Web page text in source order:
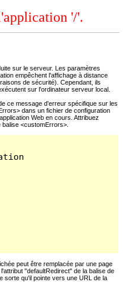
'/'.
sur le serveur. Les paramètres
empêchent l'affichage à distance
de sécurité). Cependant, ils
sur l'ordinateur serveur local.
ce message d'erreur spécifique sur les
dans un fichier de configuration
Web en cours. Attribuez
<customErrors>.
peut être remplacée par une page
"defaultRedirect" de la balise de
sorte qu'il pointe vers une URL de la